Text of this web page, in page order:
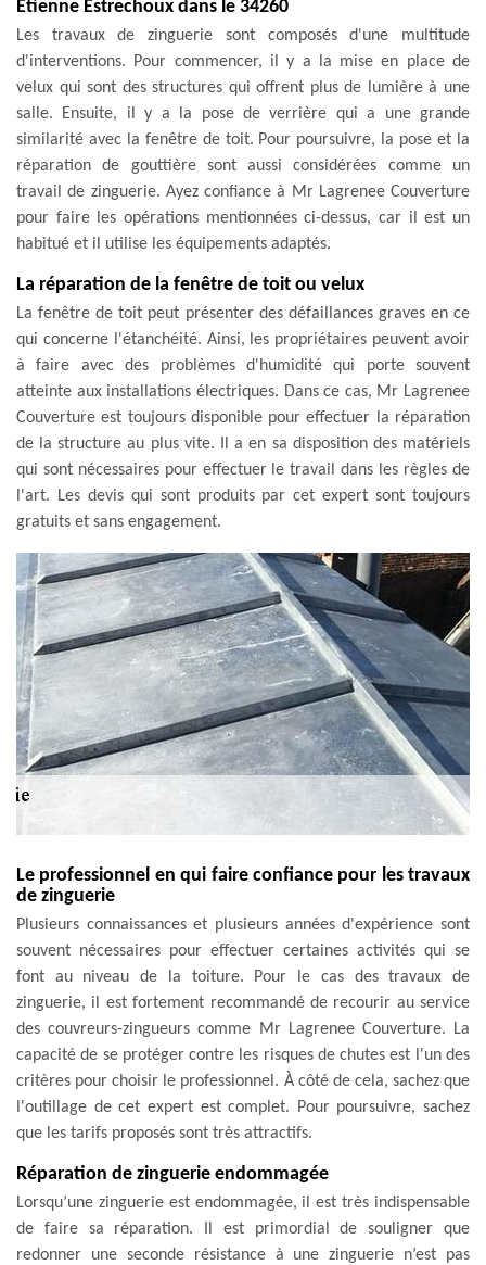
Etienne Estrechoux dans le 34260
Les travaux de zinguerie sont composés d'une multitude
d'interventions. Pour commencer, il y a la mise en place de
velux qui sont des structures qui offrent plus de lumière à une
salle. Ensuite, il y a la pose de verrière qui a une grande
similarité avec la fenêtre de toit. Pour poursuivre, la pose et la
réparation de gouttière sont aussi considérées comme un
travail de zinguerie. Ayez confiance à Mr Lagrenee Couverture
pour faire les opérations mentionnées ci-dessus, car il est un
habitué et il utilise les équipements adaptés.
La réparation de la fenêtre de toit ou velux
La fenêtre de toit peut présenter des défaillances graves en ce
qui concerne l'étanchéité. Ainsi, les propriétaires peuvent avoir
à faire avec des problèmes d'humidité qui porte souvent
atteinte aux installations électriques. Dans ce cas, Mr Lagrenee
Couverture est toujours disponible pour effectuer la réparation
de la structure au plus vite. Il a en sa disposition des matériels
qui sont nécessaires pour effectuer le travail dans les règles de
l'art. Les devis qui sont produits par cet expert sont toujours
gratuits et sans engagement.
Le professionnel en qui faire confiance pour les travaux
de zinguerie
Plusieurs connaissances et plusieurs années d'expérience sont
souvent nécessaires pour effectuer certaines activités qui se
font au niveau de la toiture. Pour le cas des travaux de
zinguerie, il est fortement recommandé de recourir au service
des couvreurs-zingueurs comme Mr Lagrenee Couverture. La
capacité de se protéger contre les risques de chutes est l'un des
critères pour choisir le professionnel. À côté de cela, sachez que
l'outillage de cet expert est complet. Pour poursuivre, sachez
que les tarifs proposés sont très attractifs.
Réparation de zinguerie endommagée
Lorsqu’une zinguerie est endommagée, il est très indispensable
de faire sa réparation. Il est primordial de souligner que
redonner une seconde résistance à une zinguerie n’est pas